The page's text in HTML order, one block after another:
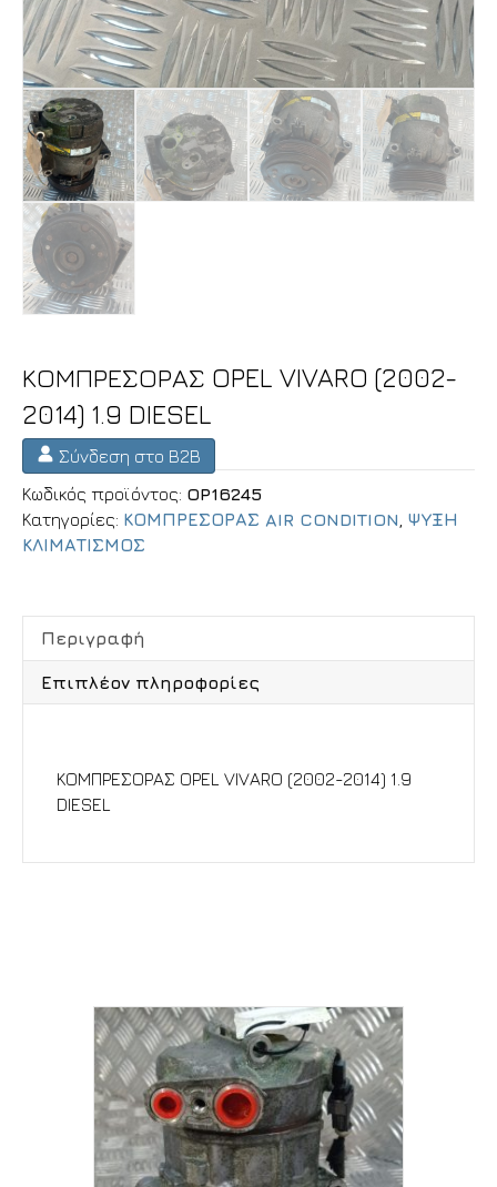
ΚΟΜΠΡΕΣΟΡΑΣ OPEL VIVARO (2002-
2014) 1.9 DIESEL
Σύνδεση στο B2B
Κωδικός προϊόντος: OP16245
Κατηγορίες: ΚΟΜΠΡΕΣΟΡΑΣ AIR CONDITION ΨΥΞΗ
ΚΛΙΜΑΤΙΣΜΟΣ
Περιγραφή
Επιπλέον πληροφορίες
ΚΟΜΠΡΕΣΟΡΑΣ OPEL VIVARO (2002-2014) 1.9
DIESEL